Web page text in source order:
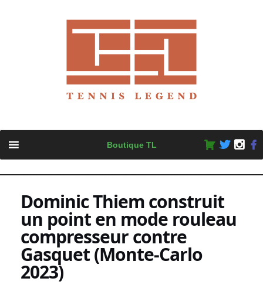
content
Boutique TL
Dominic Thiem construit
un point en mode rouleau
compresseur contre
Gasquet (Monte-Carlo
2023)